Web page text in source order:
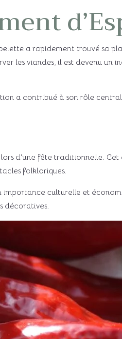
a rapidement trouvé sa
les viandes, il est devenu un
a contribué à son rôle
d’une fête traditionnelle. Cet
folkloriques.
culturelle et
décoratives.